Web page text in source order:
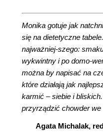
Monika gotuje jak
się na dietetyczne
najważniej-szego:
wykwintny i po domo-
można by napisać na
które działają jak
karmić – siebie i
przyrządzić chowder we
Agata Michalak,